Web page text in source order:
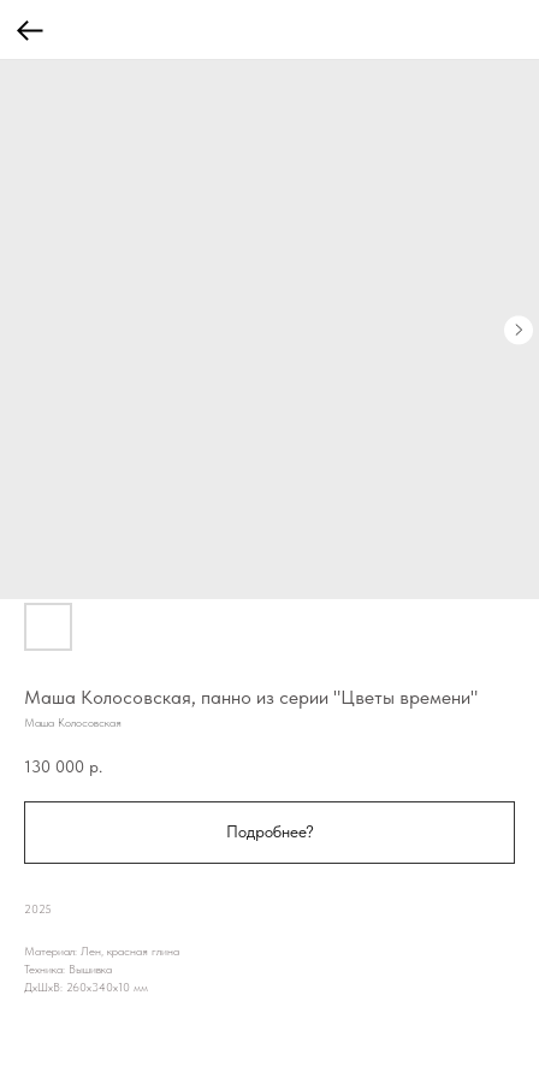
Маша Колосовская, панно из серии "Цветы времени"
Маша Колосовская
130 000 р.
Подробнее?
2025
Материал: Лен, красная глина
Техника: Вышивка
ДxШxВ: 260x340x10 мм